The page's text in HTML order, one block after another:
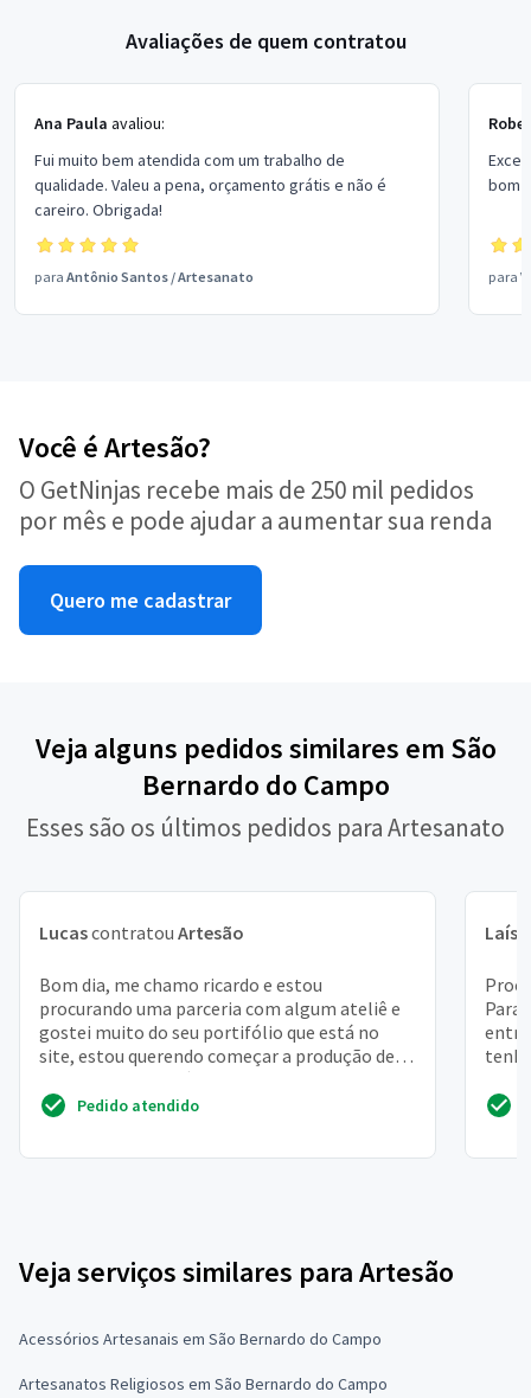
Avaliações de quem contratou
Ana Paula avaliou:
Fui muito bem atendida com um trabalho de
qualidade. Valeu a pena, orçamento grátis e não é
careiro. Obrigada!
para Antônio Santos /Artesanato
bom
para
Você é Artesão?
O GetNinjas recebe mais de 250 mil pedidos
por mês e pode ajudar a aumentar sua renda
Quero me cadastrar
Veja alguns pedidos similares em São
Bernardo do Campo
Esses são os últimos pedidos para Artesanato
Lucascontratou Artesão
Bom dia, me chamo ricardo e estou
procurando uma parceria com algum ateliê e
gostei muito do seu portifólio que está no
site, estou querendo começar a produção de
rosh, para narguilé, fei...
Pedido atendido
Laís
Para
Veja serviços similares para Artesão
Acessórios Artesanais em São Bernardo do Campo
Artesanatos Religiosos em São Bernardo do Campo